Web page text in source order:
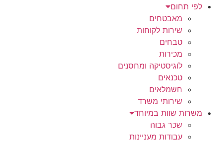
לפי תחום
מאבטחים
שירות לקוחות
טבחים
מכירות
לוגיסטיקה ומחסנים
טכנאים
חשמלאים
שירותי משרד
משרות שוות במיוחד
שכר גבוה
עבודות מעניינות